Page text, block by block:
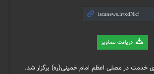
دریافت تصاویر
خدمت در مصلی اعظم امام خمینی(ره) برگزار شد.